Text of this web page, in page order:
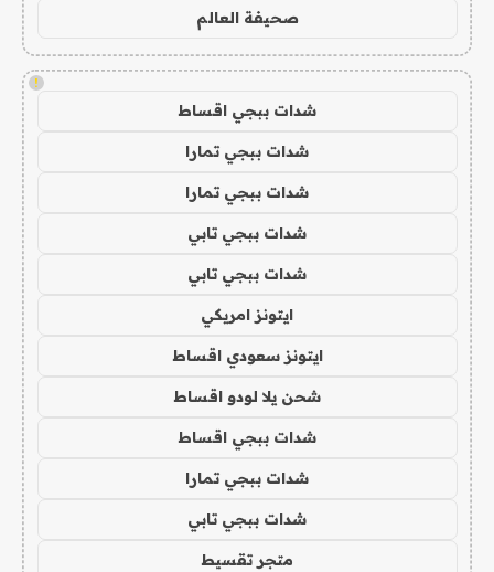
صحيفة العالم
!
شدات ببجي اقساط
شدات ببجي تمارا
شدات ببجي تمارا
شدات ببجي تابي
شدات ببجي تابي
ايتونز امريكي
ايتونز سعودي اقساط
شحن يلا لودو اقساط
شدات ببجي اقساط
شدات ببجي تمارا
شدات ببجي تابي
متجر تقسيط